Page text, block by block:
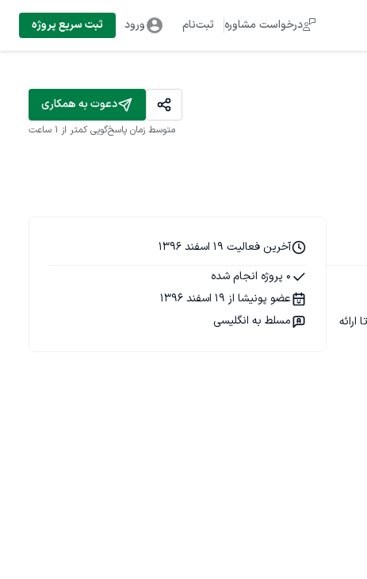
درخواست مشاوره ثبت‌نام ورود ثبت سریع پروژه
دعوت به همکاری
متوسط زمان پاسخ‌گویی کمتر از 1 ساعت
آخرین فعالیت 19 اسفند 1396
0 پروژه انجام شده
عضو پونیشا از 19 اسفند 1396
مسلط به انگلیسی